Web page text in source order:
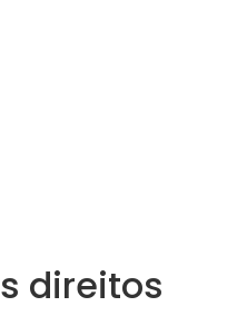
direitos